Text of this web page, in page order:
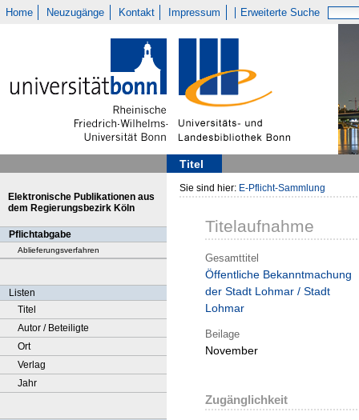
Home Neuzugänge Kontakt Impressum Erweiterte Suche
Titel
Elektronische Publikationen aus
dem Regierungsbezirk Köln
Pflichtabgabe
Ablieferungsverfahren
Listen
Titel
Autor / Beteiligte
Ort
Verlag
Jahr
Sie sind hier: E-Pflicht-Sammlung
Titelaufnahme
Gesamttitel
Öffentliche Bekanntmachung
der Stadt Lohmar / Stadt
Lohmar
Beilage
November
Zugänglichkeit